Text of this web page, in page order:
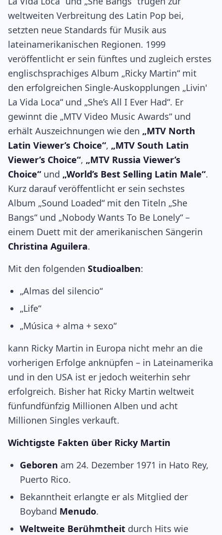
weltweiten Verbreitung des Latin Pop bei,
setzten neue Standards für Musik aus
lateinamerikanischen Regionen. 1999
veröffentlicht er sein fünftes und zugleich erstes
englischsprachiges Album „Ricky Martin“ mit
den erfolgreichen Single-Auskopplungen „Livin'
La Vida Loca“ und „She’s All I Ever Had“. Er
gewinnt die „MTV Video Music Awards“ und
erhält Auszeichnungen wie den „MTV North
Latin Viewer’s Choice“, „MTV South Latin
Viewer’s Choice“, „MTV Russia Viewer’s
Choice“ und „World’s Best Selling Latin Male“.
Kurz darauf veröffentlicht er sein sechstes
Album „Sound Loaded“ mit den Titeln „She
Bangs“ und „Nobody Wants To Be Lonely“ –
einem Duett mit der amerikanischen Sängerin
Christina Aguilera.
Mit den folgenden Studioalben:
„Almas del silencio“
„Life“
„Música + alma + sexo“
kann Ricky Martin in Europa nicht mehr an die
vorherigen Erfolge anknüpfen – in Lateinamerika
und in den USA ist er jedoch weiterhin sehr
erfolgreich. Bisher hat Ricky Martin weltweit
fünfundfünfzig Millionen Alben und acht
Millionen Singles verkauft.
Wichtigste Fakten über Ricky Martin
Geboren am 24. Dezember 1971 in Hato Rey,
Puerto Rico.
Bekanntheit erlangte er als Mitglied der
Boyband Menudo.
Weltweite Berühmtheit durch Hits wie